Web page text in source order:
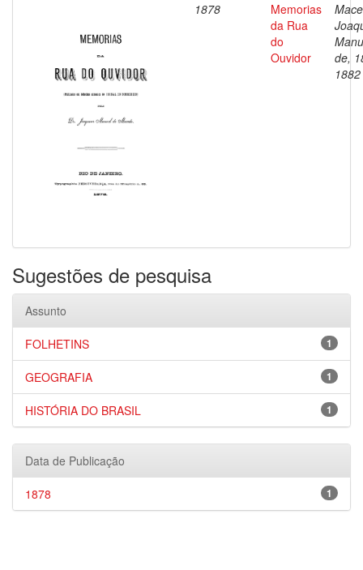
1878
Memorias
da Rua
do
Ouvidor
de,
1882
Sugestões de pesquisa
Assunto
1
FOLHETINS
1
GEOGRAFIA
1
HISTÓRIA DO BRASIL
Data de Publicação
1
1878